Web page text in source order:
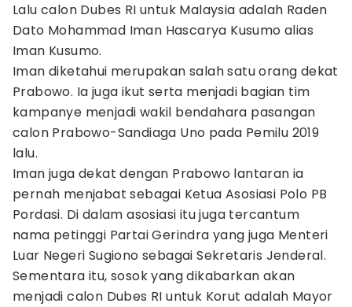
Lalu calon Dubes RI untuk Malaysia adalah Raden
Dato Mohammad Iman Hascarya Kusumo alias
Iman Kusumo.
Iman diketahui merupakan salah satu orang dekat
Prabowo. Ia juga ikut serta menjadi bagian tim
kampanye menjadi wakil bendahara pasangan
calon Prabowo-Sandiaga Uno pada Pemilu 2019
lalu.
Iman juga dekat dengan Prabowo lantaran ia
pernah menjabat sebagai Ketua Asosiasi Polo PB
Pordasi. Di dalam asosiasi itu juga tercantum
nama petinggi Partai Gerindra yang juga Menteri
Luar Negeri Sugiono sebagai Sekretaris Jenderal.
Sementara itu, sosok yang dikabarkan akan
menjadi calon Dubes RI untuk Korut adalah Mayor